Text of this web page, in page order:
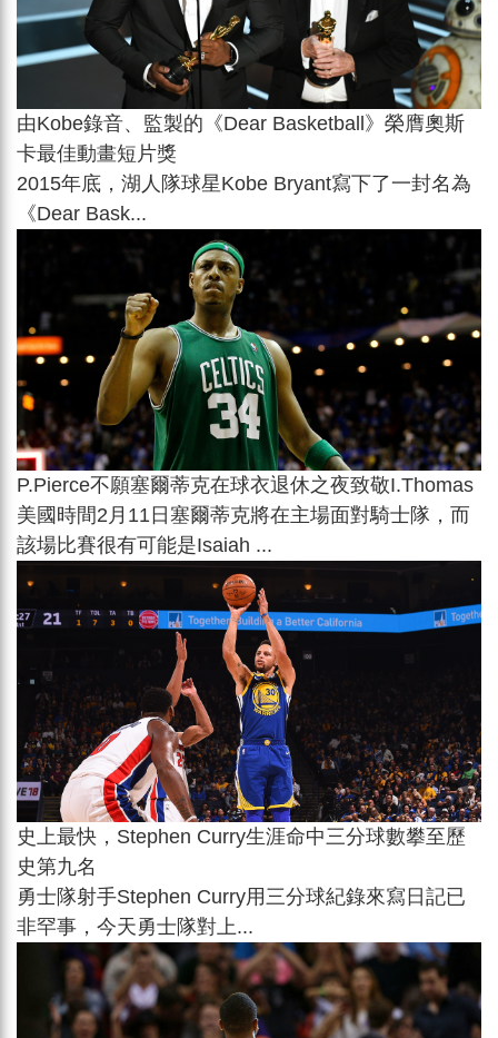
由Kobe錄音、監製的《Dear Basketball》榮膺奧斯
卡最佳動畫短片獎
2015年底，湖人隊球星Kobe Bryant寫下了一封名為
《Dear Bask...
P.Pierce不願塞爾蒂克在球衣退休之夜致敬I.Thomas
美國時間2月11日塞爾蒂克將在主場面對騎士隊，而
該場比賽很有可能是Isaiah ...
史上最快，Stephen Curry生涯命中三分球數攀至歷
史第九名
勇士隊射手Stephen Curry用三分球紀錄來寫日記已
非罕事，今天勇士隊對上...